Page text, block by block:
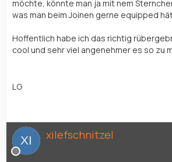
möchte, könnte man ja mit nem
was man beim Joinen gerne equipped
Hoffentlich habe ich das richtig
cool und sehr viel angenehmer es so zu
LG
xilefschnitzel